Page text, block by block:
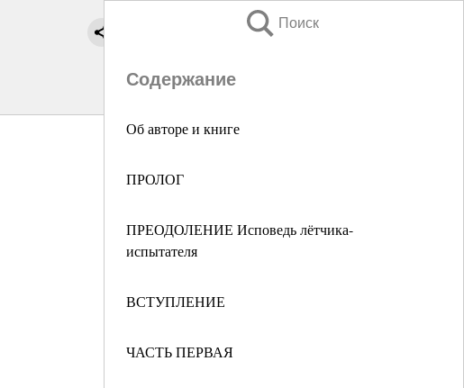
Поиск
Содержание
Об авторе и книге
ПРОЛОГ
ПРЕОДОЛЕНИЕ Исповедь лётчика-
испытателя
ВСТУПЛЕНИЕ
ЧАСТЬ ПЕРВАЯ